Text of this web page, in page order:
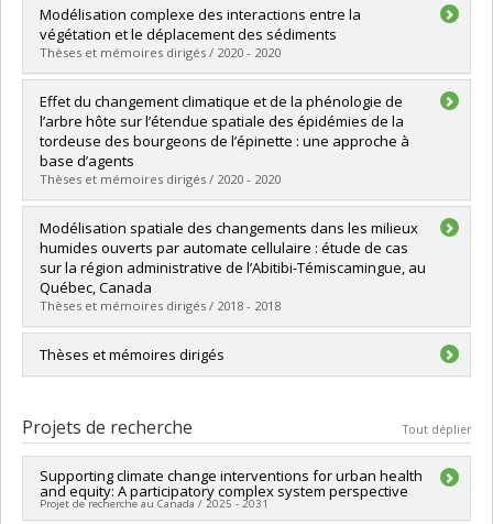
Diplômé(e) : Demers, Simon
Cycle :Maîtrise
Diplôme obtenu :M. Sc.
Lien vers le document dans Papyrus
Modélisation complexe des interactions entre la
végétation et le déplacement des sédiments
Thèses et mémoires dirigés / 2020 - 2020
Diplômé(e) :Gauvin-Bourdon, Phillipe
Cycle : Maîtrise
Diplôme obtenu :M. Sc.
Lien vers le document dans Papyrus
Effet du changement climatique et de la phénologie de
l’arbre hôte sur l’étendue spatiale des épidémies de la
tordeuse des bourgeons de l’épinette : une approche à
base d’agents
Thèses et mémoires dirigés / 2020 - 2020
Diplômé(e) : Sauri Ramirez, Jennifer
Cycle :Maîtrise
Diplôme obtenu :M. Sc.
Lien vers le document dans Papyrus
Modélisation spatiale des changements dans les milieux
humides ouverts par automate cellulaire : étude de cas
sur la région administrative de l’Abitibi-Témiscamingue, au
Québec, Canada
Thèses et mémoires dirigés / 2018 - 2018
Diplômé(e) :De Oliveira Tine, Mariana
Thèses et mémoires dirigés
forêt boréale du Québec dans un contexte de changement
climatique
Diplômé(e) :Gaudreau, Jonathan
Cycle :Maîtrise
Diplôme obtenu :M. Sc. - 2016
Projets de recherche Tout déplier
Supporting climate change interventions for urban health
and equity: A participatory complex system perspective
Projet de recherche au Canada / 2025 - 2031